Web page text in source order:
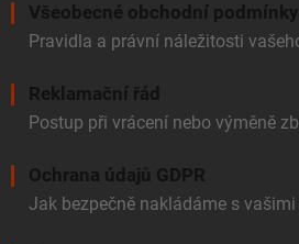
Všeobecné obchodní podmínky
Pravidla a právní náležitosti
Reklamační řád
Postup při vrácení nebo výměně
Ochrana údajů GDPR
Jak bezpečně nakládáme s vašimi